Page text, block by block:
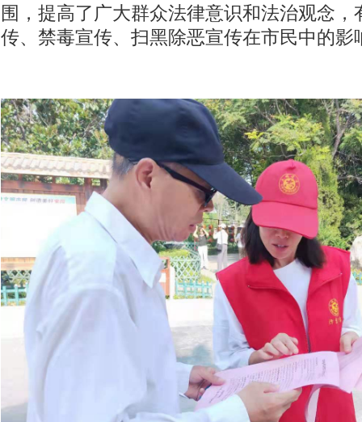
围，提高了广大群众法律意识和法治观念，
传、禁毒宣传、扫黑除恶宣传在市民中的影